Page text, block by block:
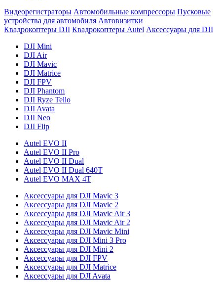
Видеорегистраторы Автомобильные компрессоры Пусковые
устройства для автомобиля Автовизитки
Квадрокоптеры DJI Квадрокоптеры Autel Аксессуары для DJI
DJI Mini
DJI Air
DJI Mavic
DJI Matrice
DJI FPV
DJI Phantom
DJI Ryze Tello
DJI Avata
DJI Neo
DJI Flip
Autel EVO II
Autel EVO II Pro
Autel EVO II Dual
Autel EVO II Dual 640T
Autel EVO MAX 4T
Аксессуары для DJI Mavic 3
Аксессуары для DJI Mavic 2
Аксессуары для DJI Mavic Air 3
Аксессуары для DJI Mavic Air 2
Аксессуары для DJI Mavic Mini
Аксессуары для DJI Mini 3 Pro
Аксессуары для DJI Mini 2
Аксессуары для DJI FPV
Аксессуары для DJI Matrice
Аксессуары для DJI Avata